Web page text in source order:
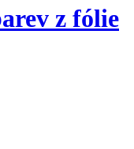
z fólie